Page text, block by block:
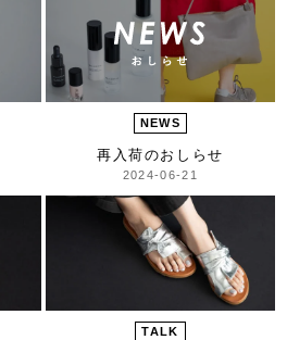
NEWS
再入荷のおしらせ
2024-06-21
TALK